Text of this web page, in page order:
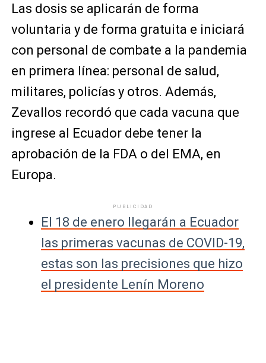
Las dosis se aplicarán de forma
voluntaria y de forma gratuita e iniciará
con personal de combate a la pandemia
en primera línea: personal de salud,
militares, policías y otros. Además,
Zevallos recordó que cada vacuna que
ingrese al Ecuador debe tener la
aprobación de la FDA o del EMA, en
Europa.
PUBLICIDAD
El 18 de enero llegarán a Ecuador
las primeras vacunas de COVID-19,
estas son las precisiones que hizo
el presidente Lenín Moreno